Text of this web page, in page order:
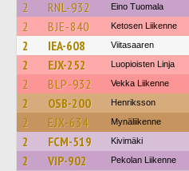
2 RNL-932 Eino Tuomala
2 BJE-840 Ketosen Liikenne
2 IEA-608 Viitasaaren
2 EJX-252 Luopioisten Linja
2 BLP-932 Vekka Liikenne
2 OSB-200 Henriksson
2 EJX-634 Mynäliikenne
2 FCM-519 Kivimäki
2 VIP-902 Pekolan Liikenne